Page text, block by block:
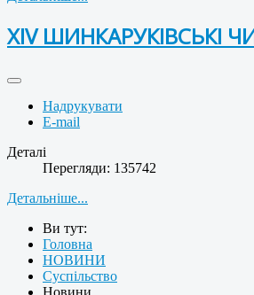
ХІV ШИНКАРУКІВСЬКІ
Надрукувати
E-mail
Деталі
Перегляди: 135742
Детальніше...
Ви тут:
Головна
НОВИНИ
Суспільство